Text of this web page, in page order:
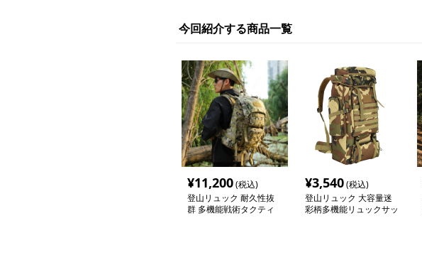
今回紹介する商品一覧
¥11,200(税込)
登山リュック 耐久性抜
群 多機能戦術タクティ
¥3,540(税込)
登山リュック 大容量迷
彩柄多機能リュックサッ